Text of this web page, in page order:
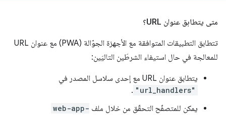
متى يتطابق عنوان URL؟
تتطابق التطبيقات المتوافقة مع الأجهزة الجوّالة (PWA) مع عنوان URL
للمعالجة في حال استيفاء الشرطَين التاليَين:
يتطابق عنوان URL مع إحدى سلاسل المصدر في
"url_handlers"
.
يمكن للمتصفّح التحقّق من خلال ملف web-app-